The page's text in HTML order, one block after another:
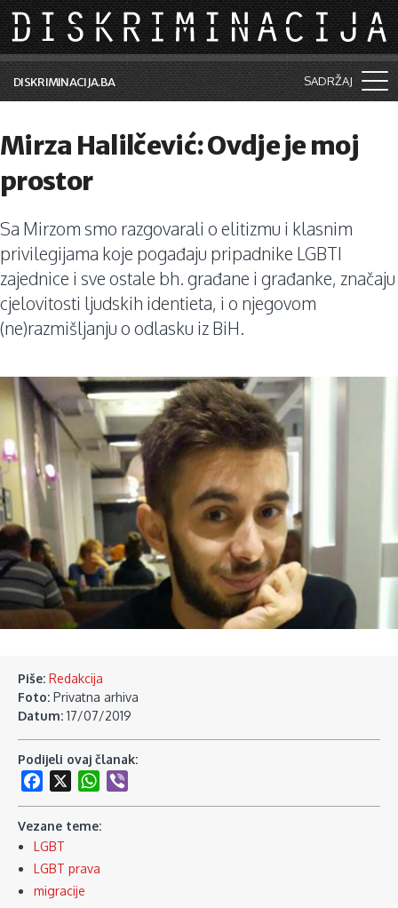
Skip to main content
DISKRIMINACIJA.BA SADRŽAJ
Vijesti i događaji
Aktuelne teme
Kolumne
Lične priče
Saradnja sa medijima
Pretraga
Mirza Halilčević: Ovdje je moj
prostor
Sa Mirzom smo razgovarali o elitizmu i klasnim
privilegijama koje pogađaju pripadnike LGBTI
zajednice i sve ostale bh. građane i građanke, značaju
cjelovitosti ljudskih identieta, i o njegovom
(ne)razmišljanju o odlasku iz BiH.
Piše: Redakcija
Foto: Privatna arhiva
Datum: 17/07/2019
Podijeli ovaj članak:
Facebook
WhatsApp
Vezane teme:
LGBT
LGBT prava
migracije